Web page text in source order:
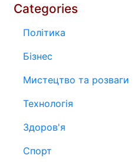
Categories
Політика
Бізнес
Мистецтво та розваги
Технологія
Здоров'я
Спорт